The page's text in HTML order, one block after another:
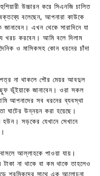
উচ্চারন করে সিএনজি চালিত
বলেছেন, আপনারা কাউকে
এখন থেকে সারাদিনে যা
খরচ করবেন। আমি বলে দিলাম
ও মাসিকসহ কোন ধরনের চাঁদা
না থাকলে পৌর মেয়র আবদুল
ভূঁইয়াকে জানাবেন। ওরা সকল
আপনাদের সব ধরনের ব্যবস্থা
ঘাটের উন্নয়ন করা হয়েছে।
সড়কের যেখানে সেখানে
আল্লাহকে পাওয়া যায়।
না থাকে বা কম থাকে তাহলেও
শ্রমিকদের সাথে এক আলোচনা